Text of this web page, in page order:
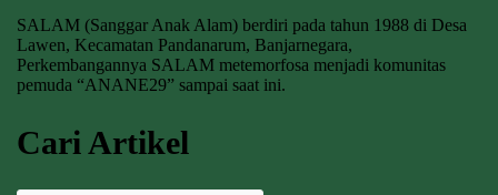
SALAM (Sanggar Anak Alam) berdiri pada tahun 1988 di Desa
Lawen, Kecamatan Pandanarum, Banjarnegara,
Perkembangannya SALAM metemorfosa menjadi komunitas
pemuda “ANANE29” sampai saat ini.
Cari Artikel